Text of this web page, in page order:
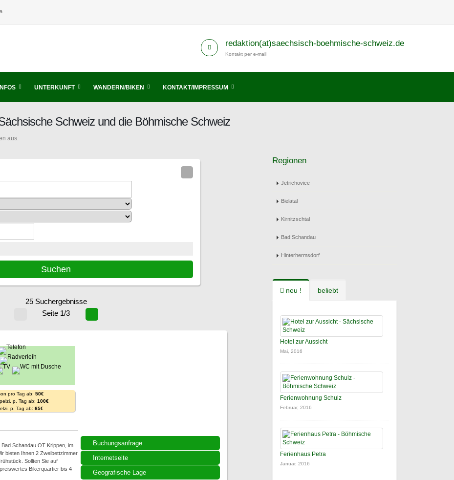
redaktion(at)saechsisch-boehmische-schweiz.de
Kontakt per e-mail
UNTERKUNFT WANDERN/BIKEN KONTAKT/IMPRESSUM
Schweiz und die Böhmische Schweiz
aus.
25 Suchergebnisse
Seite 1/3
Buchungsanfrage
Internetseite
Geografische Lage
pro Tag ab: 50€
p. Tag ab: 100€
p. Tag ab: 65€
Schandau OT Krippen, im
bieten Ihnen 2 Zweibettzimmer
Sollten Sie auf
Bikerquartier bis 4
Regionen
Jetrichovice
Bielatal
Kirnitzschtal
Bad Schandau
Hinterhermsdorf
neu ! beliebt
Hotel zur Aussicht
Mai, 2016
Ferienwohnung Schulz
Februar, 2016
Ferienhaus Petra
Januar, 2016